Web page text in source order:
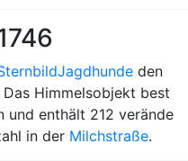
Jagdhunde den
Das Himmelsobjekt best
und enthält 212 verände
in der Milchstraße.